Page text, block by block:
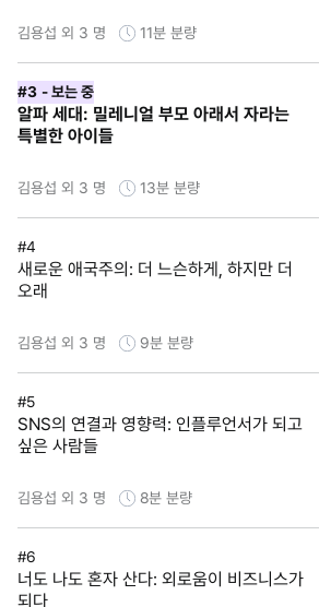
김용섭 외 3 명 11분 분량
#3 - 보는 중
알파 세대: 밀레니얼 부모 아래서 자라는
특별한 아이들
김용섭 외 3 명 13분 분량
#4
새로운 애국주의: 더 느슨하게, 하지만 더
오래
김용섭 외 3 명 9분 분량
#5
SNS의 연결과 영향력: 인플루언서가 되고
싶은 사람들
김용섭 외 3 명 8분 분량
#6
너도 나도 혼자 산다: 외로움이 비즈니스가
되다